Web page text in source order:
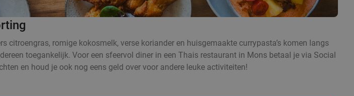
romige kokosmelk, verse koriander en huisgemaakte currypasta’s komen langs
toegankelijk. Voor een sfeervol diner in een Thais restaurant in Mons betaal je via Social
en houd je ook nog eens geld over voor andere leuke activiteiten!